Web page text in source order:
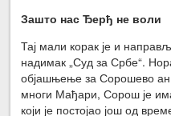
Зашто нас Ђерђ не воли
Тај мали корак је и
надимак „Суд за Србе“.
објашњење за Сорошево
многи Мађари, Сорош је
који је постојао још од